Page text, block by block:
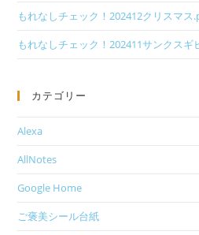
もれなしチェック！202412クリスマス
もれなしチェック！202411サンクス
カテゴリー
Alexa
AllNotes
Google Home
ご褒美シール台紙